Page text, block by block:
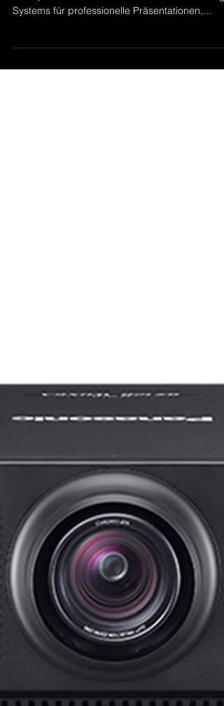
Mit dem MasterCue V6-L USB präsentiert